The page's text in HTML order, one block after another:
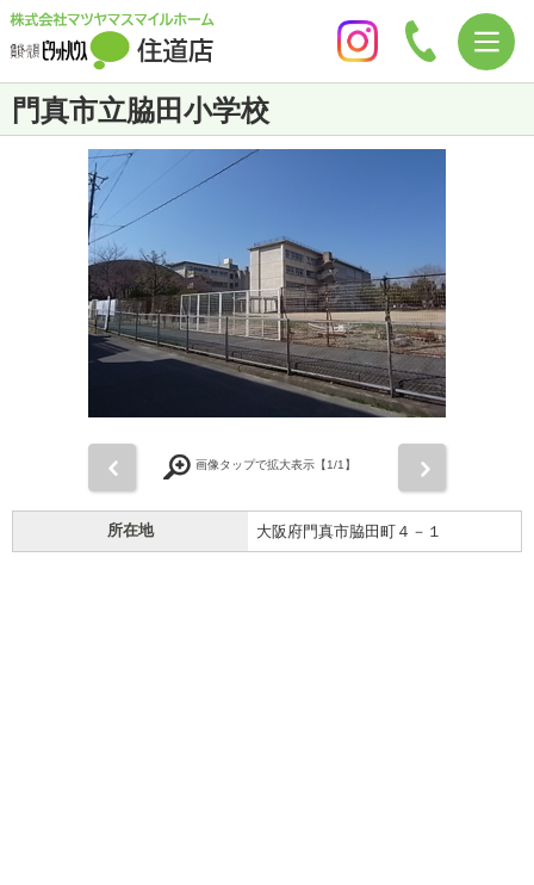
門真市立脇田小学校
画像タップで拡大表示【1/1】
所在地 大阪府門真市脇田町４－１